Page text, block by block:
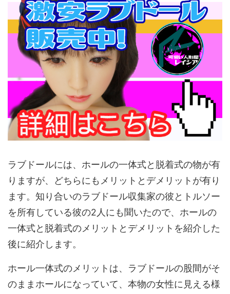
ラブドールには、ホールの一体式と脱着式の物が有
りますが、どちらにもメリットとデメリットが有り
ます。知り合いのラブドール収集家の彼とトルソー
を所有している彼の2人にも聞いたので、ホールの
一体式と脱着式のメリットとデメリットを紹介した
後に紹介します。
ホール一体式のメリットは、ラブドールの股間がそ
のままホールになっていて、本物の女性に見える様